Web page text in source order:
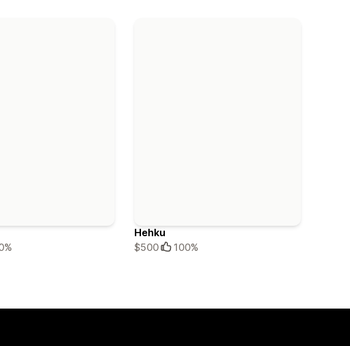
Hehku
$500
100%